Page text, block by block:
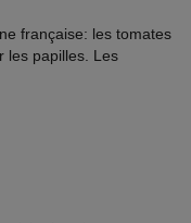
française: les tomates
les papilles. Les